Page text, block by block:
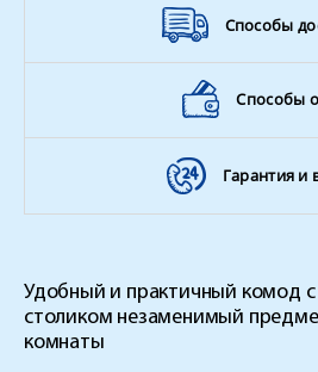
Способы
Способы
Гарантия и
Удобный и практичный комод
столиком незаменимый
комнаты